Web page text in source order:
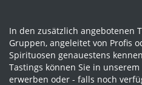
In den zusätzlich angebotenen
Gruppen, angeleitet von Profis
Spirituosen genauestens
Tastings können Sie in unserem
erwerben oder - falls noch